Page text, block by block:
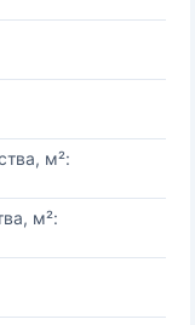
м²:
м²: